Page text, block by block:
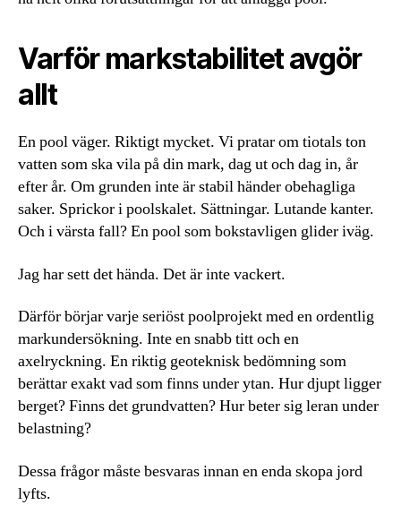
Varför markstabilitet avgör
allt
En pool väger. Riktigt mycket. Vi pratar om tiotals ton
vatten som ska vila på din mark, dag ut och dag in, år
efter år. Om grunden inte är stabil händer obehagliga
saker. Sprickor i poolskalet. Sättningar. Lutande kanter.
Och i värsta fall? En pool som bokstavligen glider iväg.
Jag har sett det hända. Det är inte vackert.
Därför börjar varje seriöst poolprojekt med en ordentlig
markundersökning. Inte en snabb titt och en
axelryckning. En riktig geoteknisk bedömning som
berättar exakt vad som finns under ytan. Hur djupt ligger
berget? Finns det grundvatten? Hur beter sig leran under
belastning?
Dessa frågor måste besvaras innan en enda skopa jord
lyfts.